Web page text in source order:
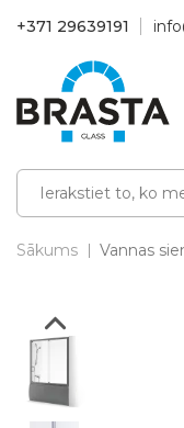
+371 29639191
Sākums Vannas